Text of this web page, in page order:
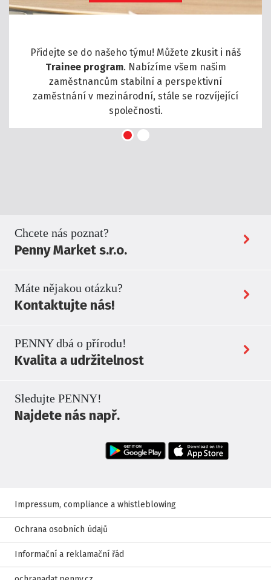
Přidejte se do našeho týmu! Můžete zkusit i náš
Trainee program. Nabízíme všem našim
zaměstnancům stabilní a perspektivní
zaměstnání v mezinárodní, stále se rozvíjející
společnosti.
Chcete nás poznat?
Penny Market s.r.o.
Máte nějakou otázku?
Kontaktujte nás!
PENNY dbá o přírodu!
Kvalita a udržitelnost
Sledujte PENNY!
Najdete nás např.
Impressum, compliance a whistleblowing
Ochrana osobních údajů
Informační a reklamační řád